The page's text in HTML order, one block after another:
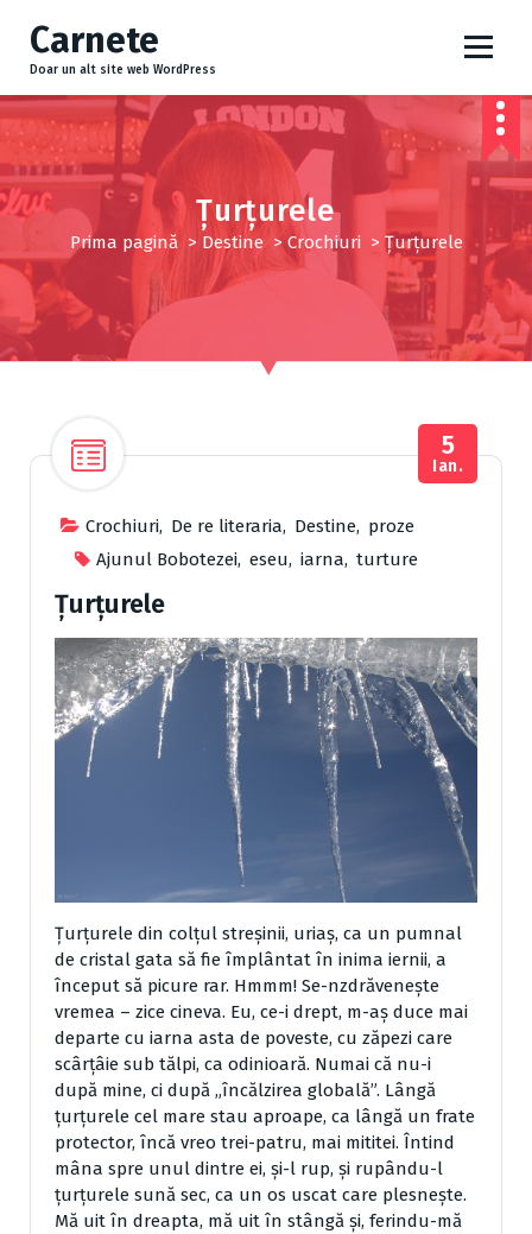
i
l
a
c
o
n
t
Carnete
Doar un alt site web WordPress
Ţurţurele
Prima pagină > Destine> Crochiuri> Ţurţurele
Crochiuri, De re literaria, Destine, proze
Ajunul Bobotezei, eseu, iarna, turture
5
Ian.
Ţurţurele
Ţurţurele din colţul streşinii, uriaş, ca un pumnal
de cristal gata să fie împlântat în inima iernii, a
început să picure rar. Hmmm! Se-nzdrăveneşte
vremea – zice cineva. Eu, ce-i drept, m-aş duce mai
de­parte cu iarna asta de poveste, cu zăpezi care
scâr­ţâie sub tălpi, ca odinioară. Numai că nu-i
după mine, ci după „încălzirea globală”. Lângă
ţurţurele cel mare stau aproape, ca lângă un frate
protector, încă vreo trei-patru, mai mititei. Întind
mâna spre unul dintre ei, şi-l rup, şi rupându-l
ţurţu­rele sună sec, ca un os uscat care plesneşte.
Mă uit în dreapta, mă uit în stângă şi, ferindu-mă